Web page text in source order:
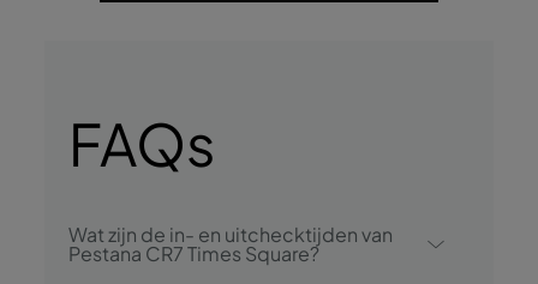
FAQs
Wat zijn de in- en uitchecktijden van
Pestana CR7 Times Square?